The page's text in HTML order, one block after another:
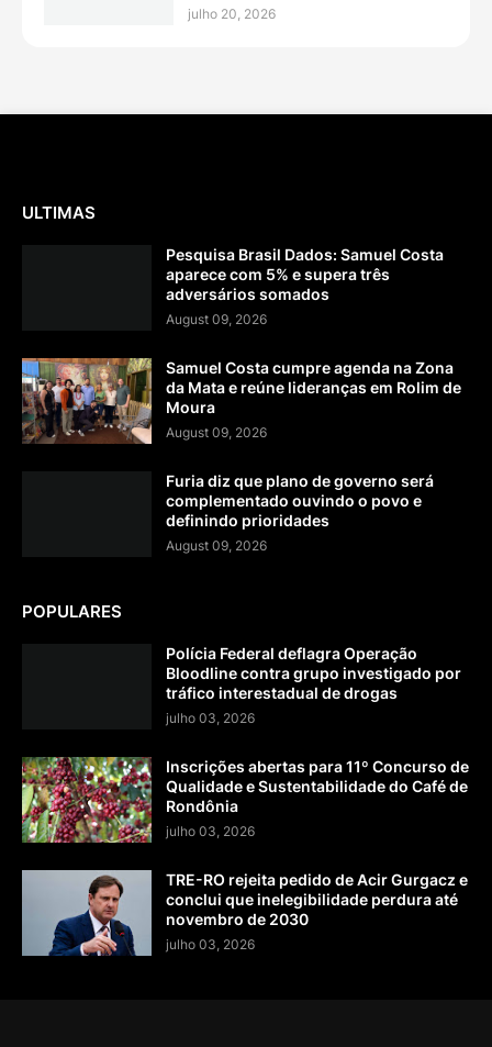
julho 20, 2026
ULTIMAS
Pesquisa Brasil Dados: Samuel Costa
aparece com 5% e supera três
adversários somados
August 09, 2026
Samuel Costa cumpre agenda na Zona
da Mata e reúne lideranças em Rolim de
Moura
August 09, 2026
Furia diz que plano de governo será
complementado ouvindo o povo e
definindo prioridades
August 09, 2026
POPULARES
Polícia Federal deflagra Operação
Bloodline contra grupo investigado por
tráfico interestadual de drogas
julho 03, 2026
Inscrições abertas para 11º Concurso de
Qualidade e Sustentabilidade do Café de
Rondônia
julho 03, 2026
TRE-RO rejeita pedido de Acir Gurgacz e
conclui que inelegibilidade perdura até
novembro de 2030
julho 03, 2026